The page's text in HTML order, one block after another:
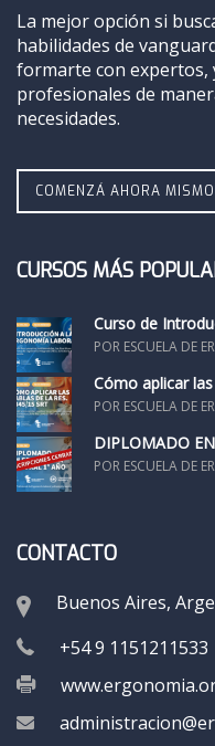
La mejor opción si
habilidades de
formarte con
profesionales de
necesidades.
COMENZÁ AHORA MISMO
CURSOS MÁS
Curso de
POR ESCUELA DE
Cómo aplicar
POR ESCUELA DE
DIPLOMADO
POR ESCUELA DE
CONTACTO
Buenos Aires,
+54 9 1151211533